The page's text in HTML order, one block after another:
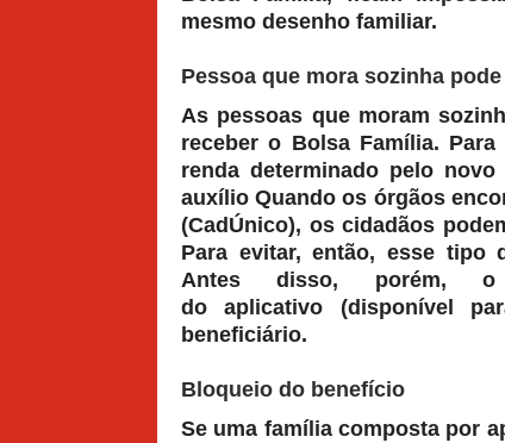
mesmo desenho familiar.
Pessoa que mora sozinha
As pessoas que moram
receber o Bolsa Família.
renda determinado pelo
auxílio Quando os órgãos
(CadÚnico), os cidadãos
Para evitar, então, esse tipo
Antes disso, porém, o
do aplicativo (disponível
beneficiário.
Bloqueio do benefício
Se uma família composta por